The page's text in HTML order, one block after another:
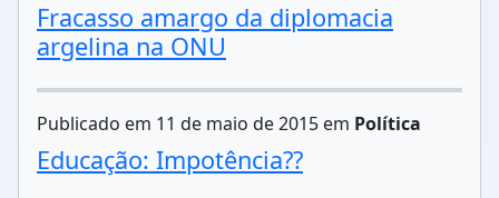
Fracasso amargo da diplomacia
argelina na ONU
Publicado em 11 de maio de 2015 em Política
Educação: Impotência??